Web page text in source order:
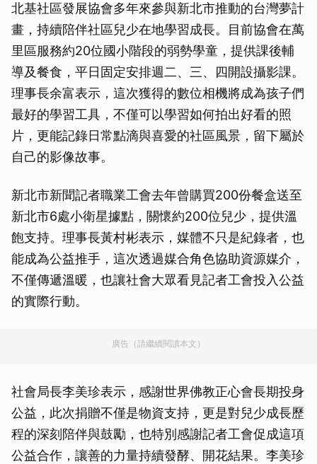
北基社區發展協會多年來參與新北市推動的台灣夢計
畫，持續陪伴社區兒少在地學習成長。目前協會在萬
里區服務約20位國小階段的弱勢學童，提供課後輔
導及餐食，平日固定安排週二、三、四開設攝影課。
理事長余富表示，這次獲得的數位相機將成為孩子們
最好的學習工具，不僅可以學習如何拍出好看的照
片，更能記錄日常點滴與喜愛的社區風景，留下屬於
自己的影像故事。
新北市新聞記者職業工會去年曾購買200份餐盒送至
新北市6處小衛星據點，關懷約200位兒少，提供溫
飽支持。理事長黃村彬表示，媒體不只是紀錄者，也
能成為公益推手，這次透過媒合角色協助資源媒介，
不僅傳遞溫暖，也讓社會大眾看見記者工會投入公益
的實際行動。
廣告（請繼續閱讀本文）
社會局長李美珍表示，感謝世界佛教正心會長期投身
公益，此次捐贈不僅是物資支持，更是對兒少成長歷
程的深刻陪伴與鼓勵，也特別感謝記者工會促成這項
公益合作，讓善的力量持續發酵、開花結果。李美珍